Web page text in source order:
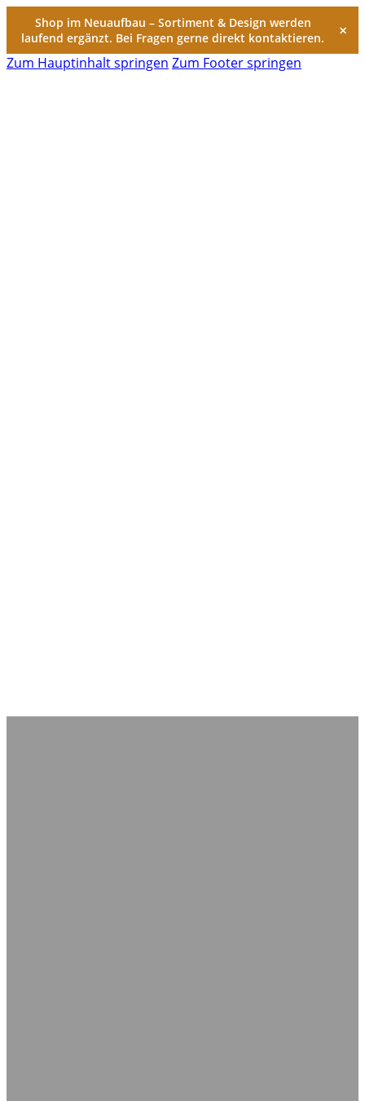
Shop im Neuaufbau – Sortiment & Design werden
laufend ergänzt. Bei Fragen gerne direkt kontaktieren.
×
Zum Hauptinhalt springen Zum Footer springen